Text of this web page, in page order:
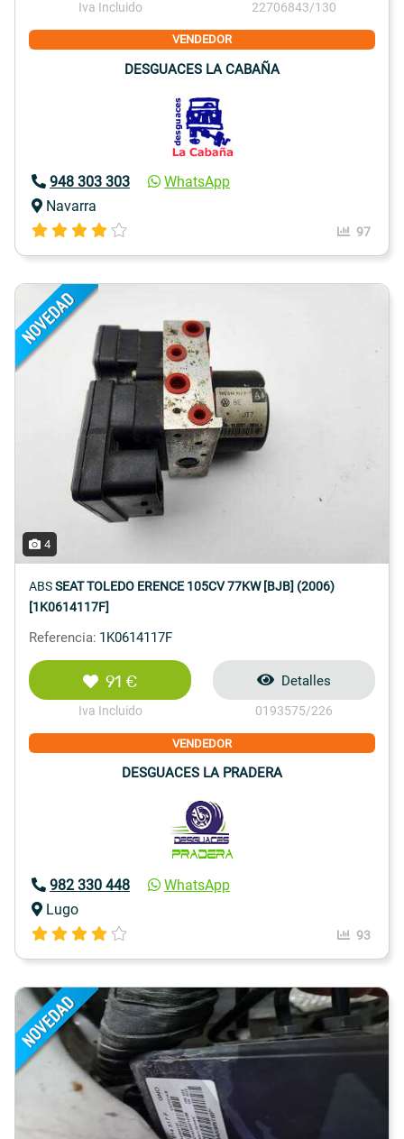
Iva Incluido 22706843/130
VENDEDOR
DESGUACES LA CABAÑA
948 303 303
WhatsApp
Navarra
97
4
ABSSEAT TOLEDO ERENCE 105CV 77KW [BJB] (2006)
[1K0614117F]
Referencia: 1K0614117F
91 €
Iva Incluido
Detalles
0193575/226
VENDEDOR
DESGUACES LA PRADERA
982 330 448
WhatsApp
Lugo
93